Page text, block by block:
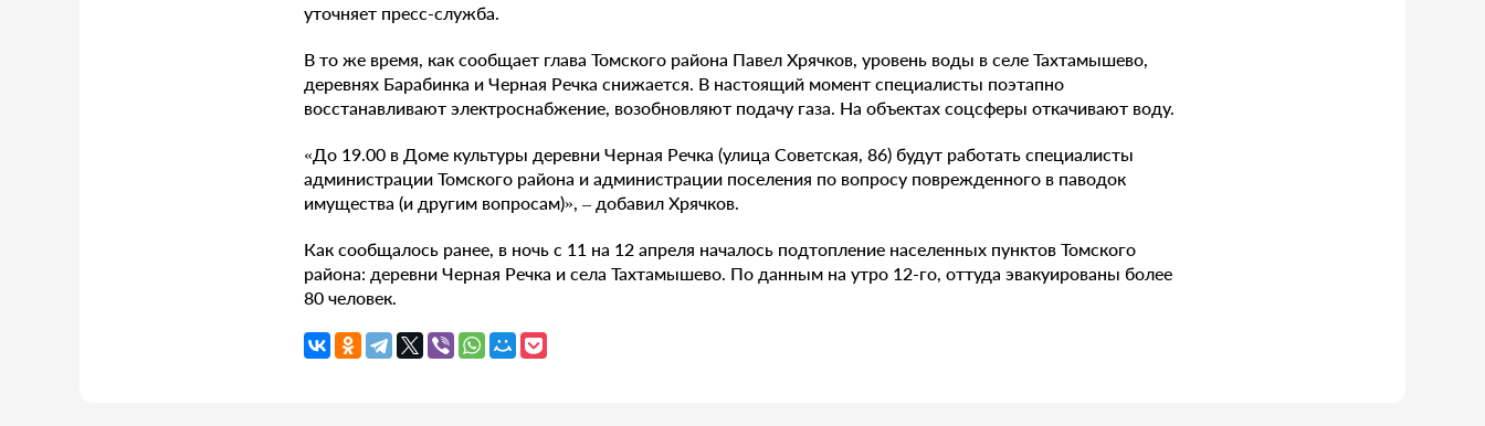
уточняет пресс-служба.
В то же время, как сообщает глава Томского района Павел Хрячков, уровень воды в селе Тахтамышево,
деревнях Барабинка и Черная Речка снижается. В настоящий момент специалисты поэтапно
восстанавливают электроснабжение, возобновляют подачу газа. На объектах соцсферы откачивают воду.
«До 19.00 в Доме культуры деревни Черная Речка (улица Советская, 86) будут работать специалисты
администрации Томского района и администрации поселения по вопросу поврежденного в паводок
имущества (и другим вопросам)», – добавил Хрячков.
Как сообщалось ранее, в ночь с 11 на 12 апреля началось подтопление населенных пунктов Томского
района: деревни Черная Речка и села Тахтамышево. По данным на утро 12-го, оттуда эвакуированы более
80 человек.